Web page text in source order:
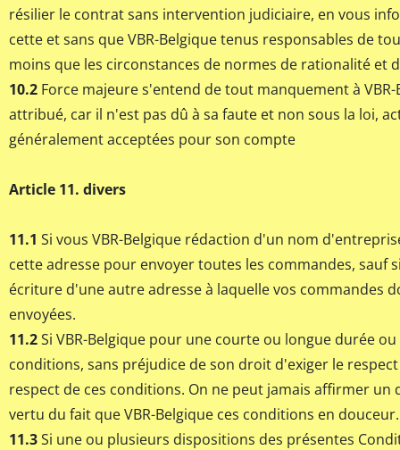
résilier le contrat sans intervention judiciaire, en vous
cette et sans que VBR-Belgique tenus responsables de
moins que les circonstances de normes de rationalité et
10.2 Force majeure s'entend de tout manquement à
attribué, car il n'est pas dû à sa faute et non sous la loi,
généralement acceptées pour son compte
Article 11. divers
11.1 Si vous VBR-Belgique rédaction d'un nom
cette adresse pour envoyer toutes les commandes, sauf
écriture d'une autre adresse à laquelle vos commandes
envoyées.
11.2Si VBR-Belgique pour une courte ou longue durée
conditions, sans préjudice de son droit d'exiger le
respect de ces conditions. On ne peut jamais affirmer un
vertu du fait que VBR-Belgique ces conditions en douceur.
11.3Si une ou plusieurs dispositions des présentes